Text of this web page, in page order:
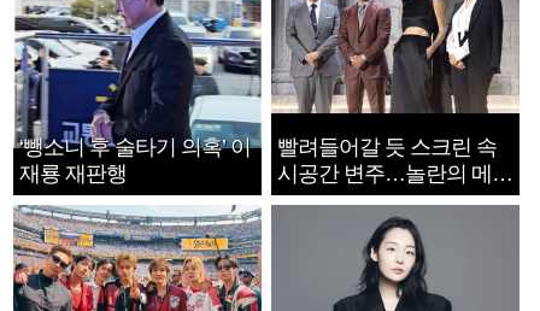
‘뺑소니 후 술타기 의혹’ 이
재룡 재판행
빨려들어갈 듯 스크린 속
시공간 변주…놀란의 메시
지는 ‘전쟁 속죄’